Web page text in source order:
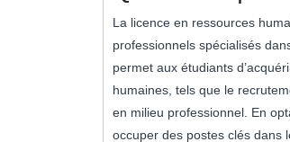
La licence en ressources
professionnels spécialisés
permet aux étudiants
humaines, tels que le
en milieu professionnel. En
occuper des postes clés dans